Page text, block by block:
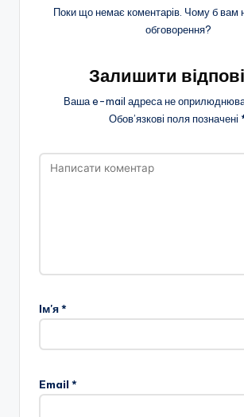
Поки що немає коментарів. Чому б вам
обговорення?
Залишити
Ваша e-mail адреса не
Обов’язкові поля позначені
Ім'я*
Email *